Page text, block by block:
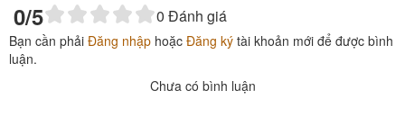
0/5 0 Đánh giá
Bạn cần phải Đăng nhập hoặc Đăng ký tài khoản mới để được bình
luận.
Chưa có bình luận